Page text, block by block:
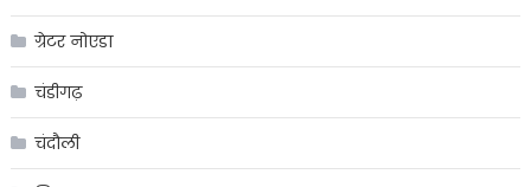
ग्रेटर नोएडा
चंडीगढ़
चंदौली